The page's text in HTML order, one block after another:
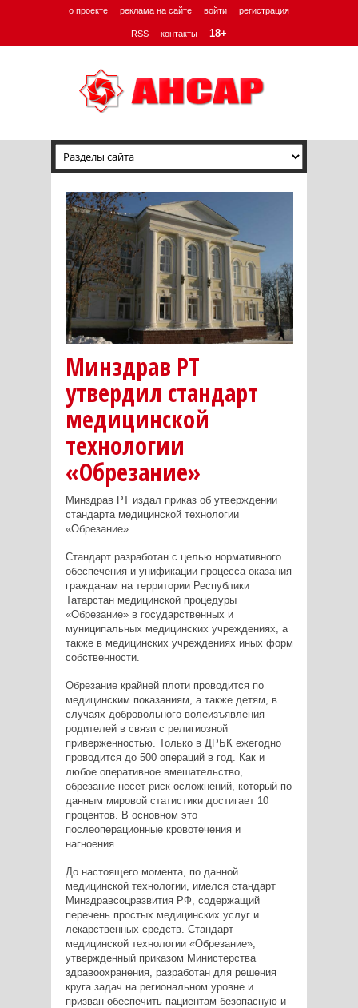
о проекте реклама на сайте войти регистрация
RSS контакты 18+
Минздрав РТ
утвердил стандарт
медицинской
технологии
«Обрезание»
Минздрав РТ издал приказ об утверждении
стандарта медицинской технологии
«Обрезание».
Стандарт разработан с целью нормативного
обеспечения и унификации процесса оказания
гражданам на территории Республики
Татарстан медицинской процедуры
«Обрезание» в государственных и
муниципальных медицинских учреждениях, а
также в медицинских учреждениях иных форм
собственности.
Обрезание крайней плоти проводится по
медицинским показаниям, а также детям, в
случаях добровольного волеизъявления
родителей в связи с религиозной
приверженностью. Только в ДРБК ежегодно
проводится до 500 операций в год. Как и
любое оперативное вмешательство,
обрезание несет риск осложнений, который по
данным мировой статистики достигает 10
процентов. В основном это
послеоперационные кровотечения и
нагноения.
До настоящего момента, по данной
медицинской технологии, имелся стандарт
Минздравсоцразвития РФ, содержащий
перечень простых медицинских услуг и
лекарственных средств. Стандарт
медицинской технологии «Обрезание»,
утвержденный приказом Министерства
здравоохранения, разработан для решения
круга задач на региональном уровне и
призван обеспечить пациентам безопасную и